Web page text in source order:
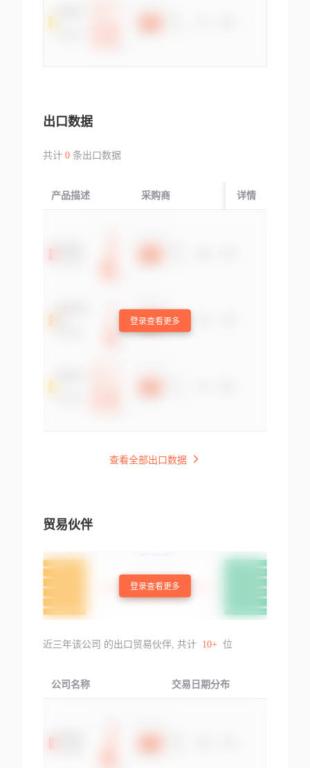
出口数据
共计 0条出口数据
产品描述 采购商 起运国/地区
详情
登录查看更多
查看全部出口数据
贸易伙伴
登录查看更多
近三年该公司 的出口贸易伙伴, 共计 10+ 位
公司名称 交易日期分布